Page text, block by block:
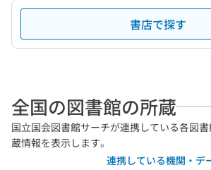
書店で探す
全国の図書館の所蔵
国立国会図書館サーチが連携している各図
蔵情報を表示します。
連携している機関・デ